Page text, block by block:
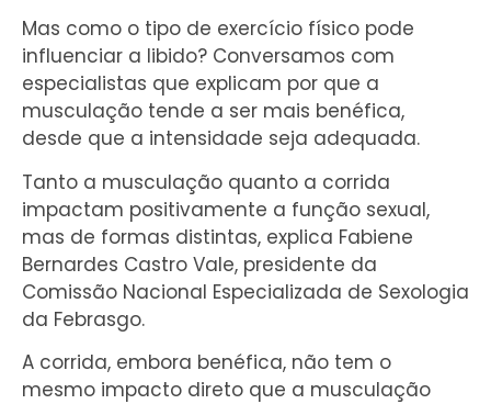
Mas como o tipo de exercício físico pode
influenciar a libido? Conversamos com
especialistas que explicam por que a
musculação tende a ser mais benéfica,
desde que a intensidade seja adequada.
Tanto a musculação quanto a corrida
impactam positivamente a função sexual,
mas de formas distintas, explica Fabiene
Bernardes Castro Vale, presidente da
Comissão Nacional Especializada de Sexologia
da Febrasgo.
A corrida, embora benéfica, não tem o
mesmo impacto direto que a musculação